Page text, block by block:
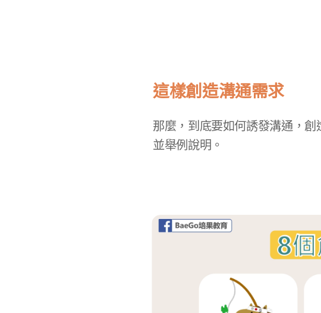
這樣創造溝通需求
那麼，到底要如何誘發溝通，
並舉例說明。​